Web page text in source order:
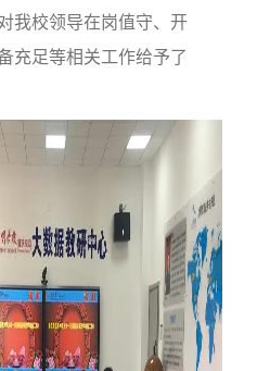
我校领导在岗值守、开
充足等相关工作给予了